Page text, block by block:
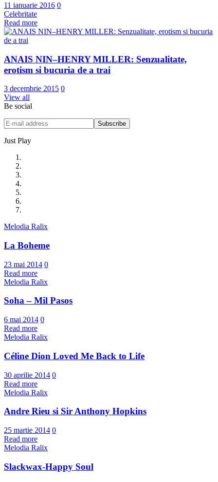
11 ianuarie 2016 0
Celebritate
Read more
ANAIS NIN–HENRY MILLER: Senzualitate,
erotism si bucuria de a trai
3 decembrie 2015 0
View all
Be social
Just Play
Melodia Ralix
La Boheme
23 mai 2014 0
Read more
Melodia Ralix
Soha – Mil Pasos
6 mai 2014 0
Read more
Melodia Ralix
Céline Dion Loved Me Back to Life
30 aprilie 2014 0
Read more
Melodia Ralix
Andre Rieu si Sir Anthony Hopkins
25 martie 2014 0
Read more
Melodia Ralix
Slackwax-Happy Soul